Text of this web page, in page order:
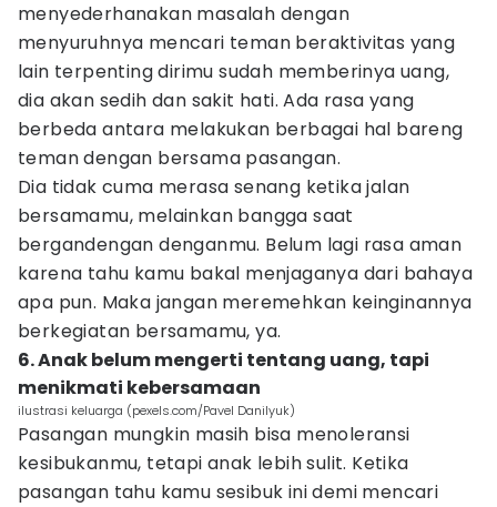
menyederhanakan masalah dengan
menyuruhnya mencari teman beraktivitas yang
lain terpenting dirimu sudah memberinya uang,
dia akan sedih dan sakit hati. Ada rasa yang
berbeda antara melakukan berbagai hal bareng
teman dengan bersama pasangan.
Dia tidak cuma merasa senang ketika jalan
bersamamu, melainkan bangga saat
bergandengan denganmu. Belum lagi rasa aman
karena tahu kamu bakal menjaganya dari bahaya
apa pun. Maka jangan meremehkan keinginannya
berkegiatan bersamamu, ya.
6. Anak belum mengerti tentang uang, tapi
menikmati kebersamaan
ilustrasi keluarga (pexels.com/Pavel Danilyuk)
Pasangan mungkin masih bisa menoleransi
kesibukanmu, tetapi anak lebih sulit. Ketika
pasangan tahu kamu sesibuk ini demi mencari